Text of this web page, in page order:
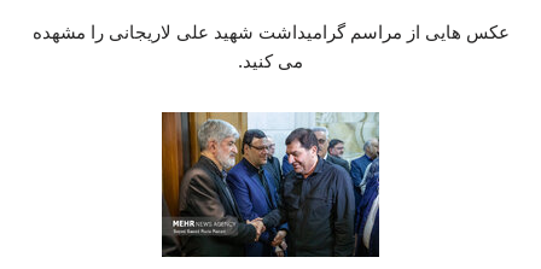
عکس هایی از مراسم گرامیداشت شهید علی لاریجانی را مشهده
می کنید.